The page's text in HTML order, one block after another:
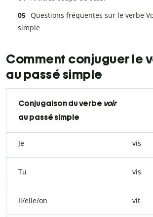
Questions fréquentes sur le verbe
simple
Comment conjuguer le
au passé simple
Conjugaison du verbe voir
au passé simple
Je vis
Tu vis
Il/elle/on vit